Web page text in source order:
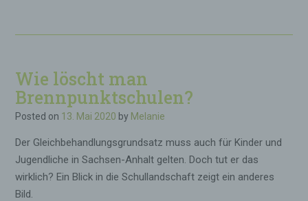
h
!
“
d
r
T
o
?
–
Wie löscht man
Brennpunktschulen?
Posted on 13. Mai 2020 by Melanie
Der Gleichbehandlungsgrundsatz muss auch für Kinder und
Jugendliche in Sachsen-Anhalt gelten. Doch tut er das
wirklich? Ein Blick in die Schullandschaft zeigt ein anderes
Bild.